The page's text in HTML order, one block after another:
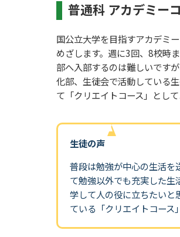
普通科 アカデミー
国公立大学を目指すアカデミ
めざします。週に3回、8校時
部へ入部するのは難しいです
化部、生徒会で活動している
て「クリエイトコース」とし
生徒の声
普段は勉強が中心の生活を
て勉強以外でも充実した生
学して人の役に立ちたいと
ている「クリエイトコース